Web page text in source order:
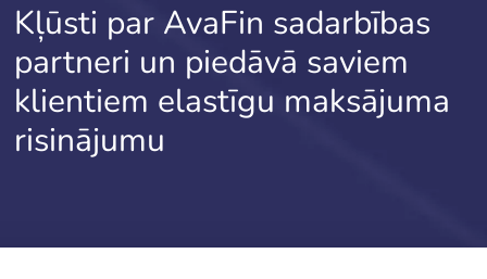
Kļūsti par AvaFin sadarbības
partneri un piedāvā saviem
klientiem elastīgu maksājuma
risinājumu